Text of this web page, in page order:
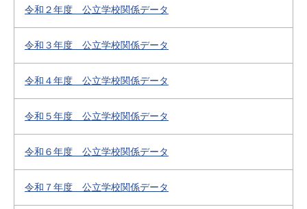
令和２年度 公立学校関係データ
令和３年度 公立学校関係データ
令和４年度 公立学校関係データ
令和５年度 公立学校関係データ
令和６年度 公立学校関係データ
令和７年度 公立学校関係データ